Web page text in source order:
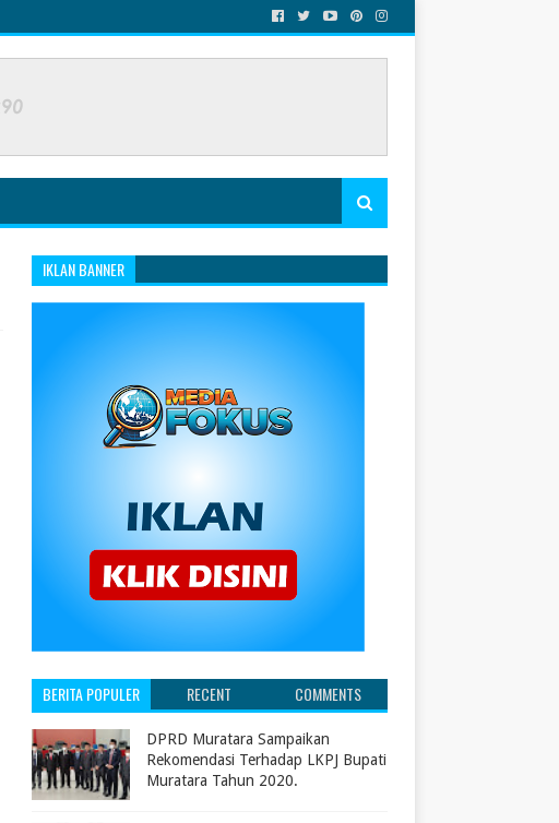
IKLAN BANNER
BERITA POPULER RECENT COMMENTS
DPRD Muratara Sampaikan
Rekomendasi Terhadap LKPJ Bupati
Muratara Tahun 2020.